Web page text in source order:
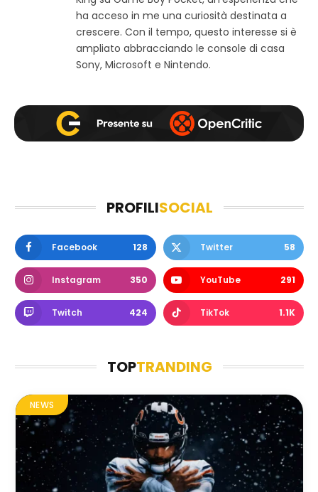
m
ha acceso in me una curiosità destinata a
crescere. Con il tempo, questo interesse si è
ampliato abbracciando le console di casa
Sony, Microsoft e Nintendo.
PROFILISOCIAL
Facebook 128 Twitter 58
Instagram 350 YouTube 291
Twitch 424 TikTok 1.1K
TOPTRANDING
NEWS